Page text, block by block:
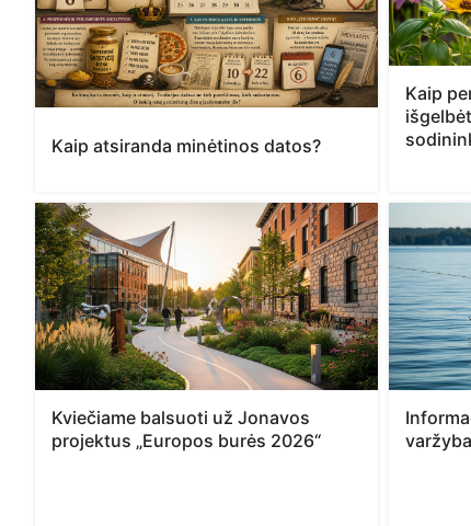
Kaip atsiranda minėtinos datos?
Kaip
Kviečiame balsuoti už Jonavos
projektus „Europos burės 2026“